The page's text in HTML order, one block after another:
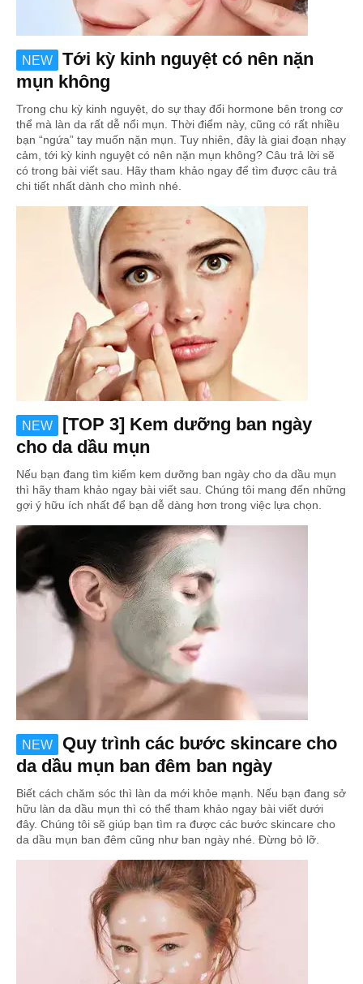
NEW
Tới kỳ kinh nguyệt có nên nặn
mụn không
Trong chu kỳ kinh nguyệt, do sự thay đổi hormone bên trong cơ
thể mà làn da rất dễ nổi mụn. Thời điểm này, cũng có rất nhiều
bạn “ngứa” tay muốn nặn mụn. Tuy nhiên, đây là giai đoạn nhạy
cảm, tới kỳ kinh nguyệt có nên nặn mụn không? Câu trả lời sẽ
có trong bài viết sau. Hãy tham khảo ngay để tìm được câu trả
chi tiết nhất dành cho mình nhé.
NEW
[TOP 3] Kem dưỡng ban ngày
cho da dầu mụn
Nếu bạn đang tìm kiếm kem dưỡng ban ngày cho da dầu mụn
thì hãy tham khảo ngay bài viết sau. Chúng tôi mang đến những
gợi ý hữu ích nhất để bạn dễ dàng hơn trong việc lựa chọn.
NEW
Quy trình các bước skincare cho
da dầu mụn ban đêm ban ngày
Biết cách chăm sóc thì làn da mới khỏe mạnh. Nếu bạn đang sở
hữu làn da dầu mụn thì có thể tham khảo ngay bài viết dưới
đây. Chúng tôi sẽ giúp bạn tìm ra được các bước skincare cho
da dầu mụn ban đêm cũng như ban ngày nhé. Đừng bỏ lỡ.